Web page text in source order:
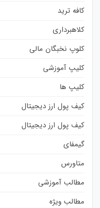
کافه ترید
کلاهبرداری
کلوپ نخبگان مالی
کلیپ آموزشی
کلیپ ها
کیف پول ارز دیجیتال
کیف پول ارز دیجیتال
گیمفای
متاورس
مطالب آموزشی
مطالب ویژه